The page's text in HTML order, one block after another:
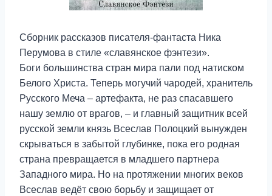
Сборник рассказов писателя-фантаста Ника
Перумова в стиле «славянское фэнтези».
Боги большинства стран мира пали под натиском
Белого Христа. Теперь могучий чародей, хранитель
Русского Меча – артефакта, не раз спасавшего
нашу землю от врагов, – и главный защитник всей
русской земли князь Всеслав Полоцкий вынужден
скрываться в забытой глубинке, пока его родная
страна превращается в младшего партнера
Западного мира. Но на протяжении многих веков
Всеслав ведёт свою борьбу и защищает от